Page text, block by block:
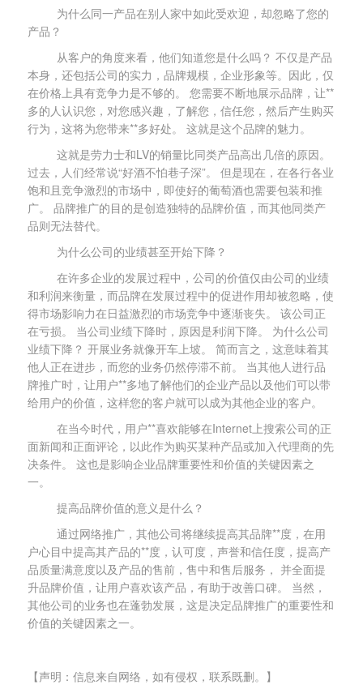
为什么同一产品在别人家中如此受欢迎，却忽略了您的
产品？
从客户的角度来看，他们知道您是什么吗？ 不仅是产品
本身，还包括公司的实力，品牌规模，企业形象等。因此，仅
在价格上具有竞争力是不够的。 您需要不断地展示品牌，让**
多的人认识您，对您感兴趣，了解您，信任您，然后产生购买
行为，这将为您带来**多好处。 这就是这个品牌的魅力。
这就是劳力士和LV的销量比同类产品高出几倍的原因。
过去，人们经常说“好酒不怕巷子深”。 但是现在，在各行各业
饱和且竞争激烈的市场中，即使好的葡萄酒也需要包装和推
广。 品牌推广的目的是创造独特的品牌价值，而其他同类产
品则无法替代。
为什么公司的业绩甚至开始下降？
在许多企业的发展过程中，公司的价值仅由公司的业绩
和利润来衡量，而品牌在发展过程中的促进作用却被忽略，使
得市场影响力在日益激烈的市场竞争中逐渐丧失。 该公司正
在亏损。 当公司业绩下降时，原因是利润下降。 为什么公司
业绩下降？ 开展业务就像开车上坡。 简而言之，这意味着其
他人正在进步，而您的业务仍然停滞不前。 当其他人进行品
牌推广时，让用户**多地了解他们的企业产品以及他们可以带
给用户的价值，这样您的客户就可以成为其他企业的客户。
在当今时代，用户**喜欢能够在Internet上搜索公司的正
面新闻和正面评论，以此作为购买某种产品或加入代理商的先
决条件。 这也是影响企业品牌重要性和价值的关键因素之
一。
提高品牌价值的意义是什么？
通过网络推广，其他公司将继续提高其品牌**度，在用
户心目中提高其产品的**度，认可度，声誉和信任度，提高产
品质量满意度以及产品的售前，售中和售后服务， 并全面提
升品牌价值，让用户喜欢该产品，有助于改善口碑。 当然，
其他公司的业务也在蓬勃发展，这是决定品牌推广的重要性和
价值的关键因素之一。
【声明：信息来自网络，如有侵权，联系既删。】